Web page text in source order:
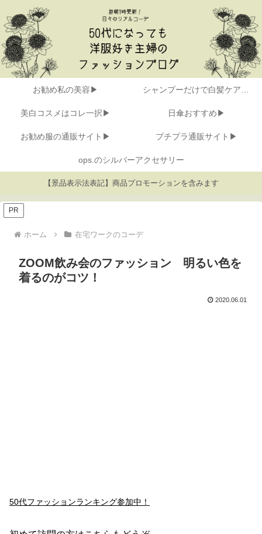
お勧め私の美容▶ シャンプーだけで白髪ケア▶
美白コスメはコレ一択▶ 日傘おすすめ▶
お勧め服の通販サイト▶ プチプラ通販サイト▶
ops.のシルバーアクセサリー
【景品表示法表記】商品プロモーションを含みます
PR
ホーム 在宅ワークのコーデ
ZOOM飲み会のファッション 明るい色を
着るのがコツ！
2020.06.01
50代ファッションランキング参加中！